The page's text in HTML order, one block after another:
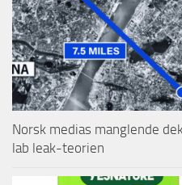
Norsk medias manglende
lab leak-teorien